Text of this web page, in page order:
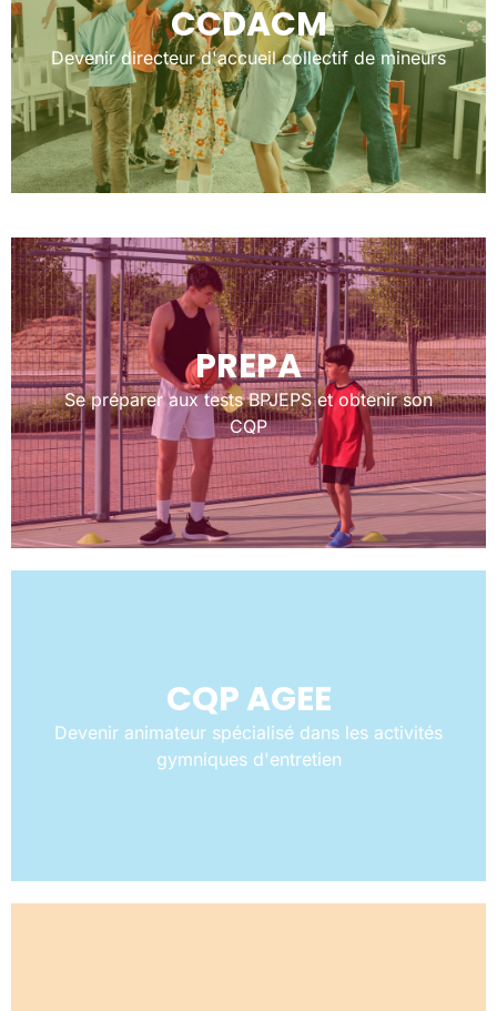
CCDACM
Devenir directeur d'accueil collectif de mineurs
PREPA
Se préparer aux tests BPJEPS et obtenir son
CQP
CQP AGEE
Devenir animateur spécialisé dans les activités
gymniques d'entretien